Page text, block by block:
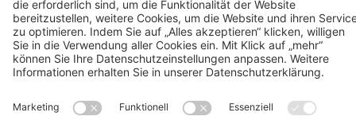
Datenschutz Impressum